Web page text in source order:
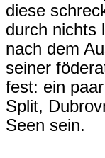
diese
durch nichts
nach dem
seiner
fest: ein
Split,
Seen sein.